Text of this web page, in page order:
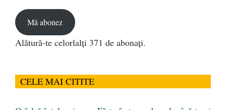
Mă abonez
Alătură-te celorlalți 371 de abonați.
CELE MAI CITITE